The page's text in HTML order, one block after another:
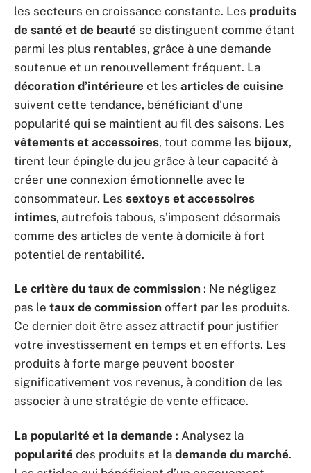
les secteurs en croissance constante. Les produits
de santé et de beauté se distinguent comme étant
parmi les plus rentables, grâce à une demande
soutenue et un renouvellement fréquent. La
décoration d’intérieure et les articles de cuisine
suivent cette tendance, bénéficiant d’une
popularité qui se maintient au fil des saisons. Les
vêtements et accessoires, tout comme les bijoux,
tirent leur épingle du jeu grâce à leur capacité à
créer une connexion émotionnelle avec le
consommateur. Les sextoys et accessoires
intimes, autrefois tabous, s’imposent désormais
comme des articles de vente à domicile à fort
potentiel de rentabilité.
Le critère du taux de commission : Ne négligez
pas le taux de commission offert par les produits.
Ce dernier doit être assez attractif pour justifier
votre investissement en temps et en efforts. Les
produits à forte marge peuvent booster
significativement vos revenus, à condition de les
associer à une stratégie de vente efficace.
La popularité et la demande : Analysez la
popularité des produits et la demande du marché.